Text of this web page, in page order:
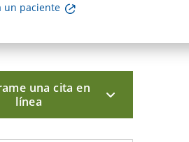
un paciente
una cita en
línea